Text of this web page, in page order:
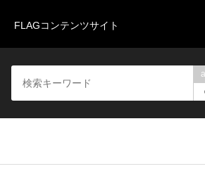
FLAGコンテンツサイト